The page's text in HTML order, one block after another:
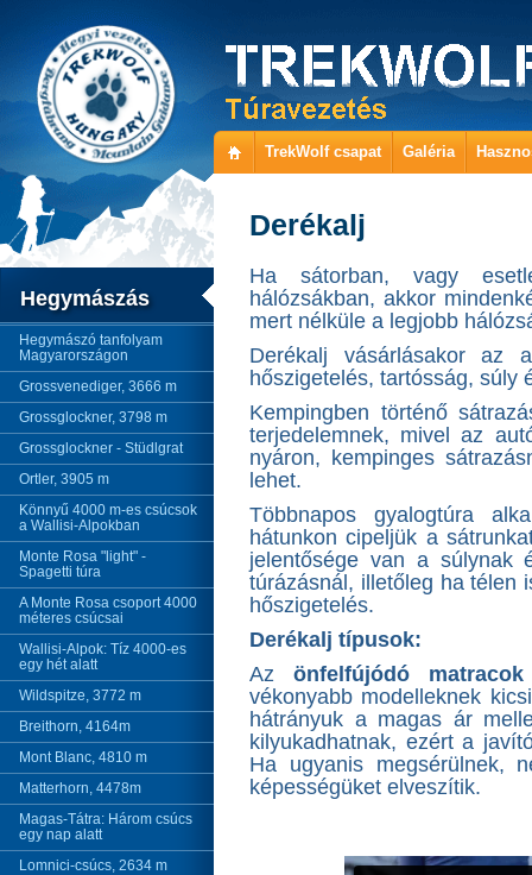
TrekWolf csapat Galéria
Hegymászás
Hegymászó tanfolyam
Magyarországon
Grossvenediger, 3666 m
Grossglockner, 3798 m
Grossglockner - Stüdlgrat
Ortler, 3905 m
Könnyű 4000 m-es csúcsok
a Wallisi-Alpokban
Monte Rosa "light" -
Spagetti túra
A Monte Rosa csoport 4000
méteres csúcsai
Wallisi-Alpok: Tíz 4000-es
egy hét alatt
Wildspitze, 3772 m
Breithorn, 4164m
Mont Blanc, 4810 m
Matterhorn, 4478m
Magas-Tátra: Három csúcs
egy nap alatt
Lomnici-csúcs, 2634 m
Derékalj
Ha sátorban, vagy
hálózsákban, akkor
mert nélküle a legjobb
Derékalj vásárlásakor az
hőszigetelés, tartósság, súly
Kempingben történő
terjedelemnek, mivel az
nyáron, kempinges
lehet.
Többnapos gyalogtúra
hátunkon cipeljük a
jelentősége van a súlynak
túrázásnál, illetőleg ha télen
hőszigetelés.
Derékalj típusok:
Azönfelfújódó matracok
vékonyabb modelleknek
hátrányuk a magas ár
kilyukadhatnak, ezért a
Ha ugyanis megsérülnek,
képességüket elveszítik.